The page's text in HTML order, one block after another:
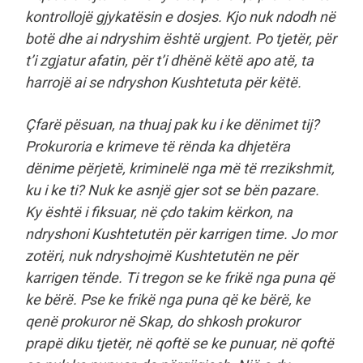
kontrollojë gjykatësin e dosjes. Kjo nuk ndodh në
botë dhe ai ndryshim është urgjent. Po tjetër, për
t’i zgjatur afatin, për t’i dhënë këtë apo atë, ta
harrojë ai se ndryshon Kushtetuta për këtë.
Çfarë pësuan, na thuaj pak ku i ke dënimet tij?
Prokuroria e krimeve të rënda ka dhjetëra
dënime përjetë, kriminelë nga më të rrezikshmit,
ku i ke ti? Nuk ke asnjë gjer sot se bën pazare.
Ky është i fiksuar, në çdo takim kërkon, na
ndryshoni Kushtetutën për karrigen time. Jo mor
zotëri, nuk ndryshojmë Kushtetutën ne për
karrigen tënde. Ti tregon se ke frikë nga puna që
ke bërë. Pse ke frikë nga puna që ke bërë, ke
qenë prokuror në Skap, do shkosh prokuror
prapë diku tjetër, në qoftë se ke punuar, në qoftë